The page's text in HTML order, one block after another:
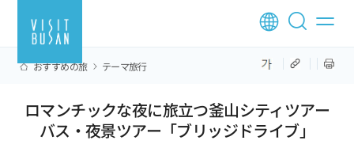
おすすめの旅 テーマ旅行
ロマンチックな夜に旅立つ釜山シティツアー
バス・夜景ツアー「ブリッジドライブ」